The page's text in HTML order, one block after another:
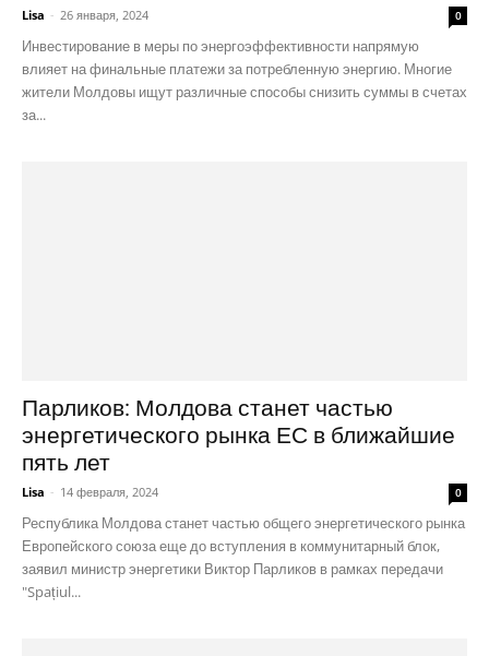
Lisa - 26 января, 2024 0
Инвестирование в меры по энергоэффективности напрямую
влияет на финальные платежи за потребленную энергию. Многие
жители Молдовы ищут различные способы снизить суммы в счетах
за...
Парликов: Молдова станет частью
энергетического рынка ЕС в ближайшие
пять лет
Lisa - 14 февраля, 2024 0
Республика Молдова станет частью общего энергетического рынка
Европейского союза еще до вступления в коммунитарный блок,
заявил министр энергетики Виктор Парликов в рамках передачи
"Spațiul...